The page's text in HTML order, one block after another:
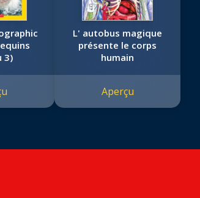
3)
L' autobus magique
présente le corps
humain
Aperçu